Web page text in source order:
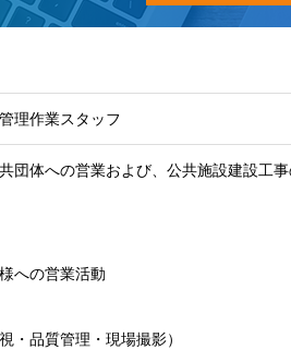
理作業スタッフ
団体への営業および、公共施設建設工
への営業活動
・品質管理・現場撮影）